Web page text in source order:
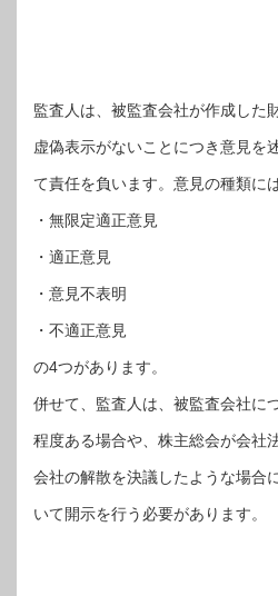
監査人は、被監査会社が作成した
虚偽表示がないことにつき意見を
て責任を負います。意見の種類には
・無限定適正意見
・適正意見
・意見不表明
・不適正意見
の4つがあります。
併せて、監査人は、被監査会社に
程度ある場合や、株主総会が会社
会社の解散を決議したような場合
いて開示を行う必要があります。